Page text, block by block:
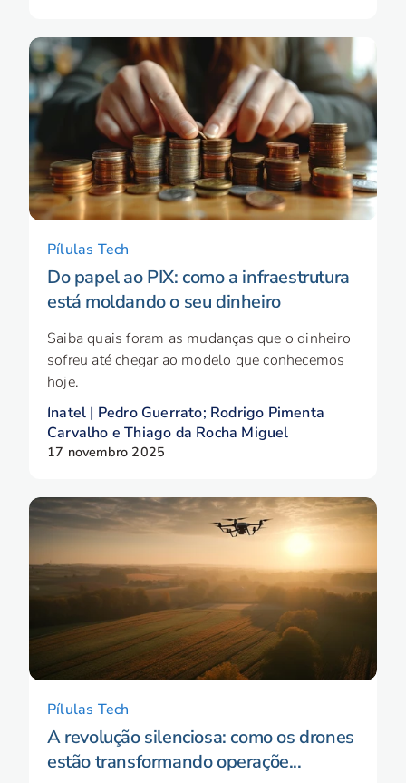
Pílulas Tech
Do papel ao PIX: como a infraestrutura
está moldando o seu dinheiro
Saiba quais foram as mudanças que o dinheiro
sofreu até chegar ao modelo que conhecemos
hoje.
Inatel | Pedro Guerrato; Rodrigo Pimenta
Carvalho e Thiago da Rocha Miguel
17 novembro 2025
Pílulas Tech
A revolução silenciosa: como os drones
estão transformando operaçõe...